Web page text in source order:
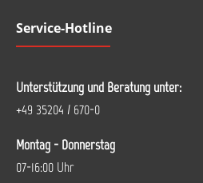
Service-Hotline
Unterstützung und Beratung unter:
+49 35204 / 670-0
Montag - Donnerstag
07-16:00 Uhr